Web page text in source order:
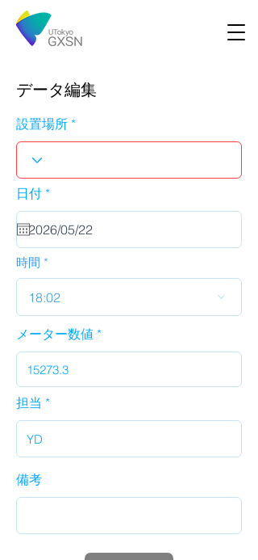
データ編集
設置場所
日付 *r
u
i
d
時間
18:02
メーター数値
担当
備考